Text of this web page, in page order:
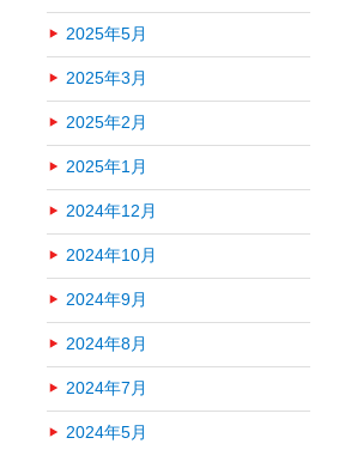
2025年5月
2025年3月
2025年2月
2025年1月
2024年12月
2024年10月
2024年9月
2024年8月
2024年7月
2024年5月